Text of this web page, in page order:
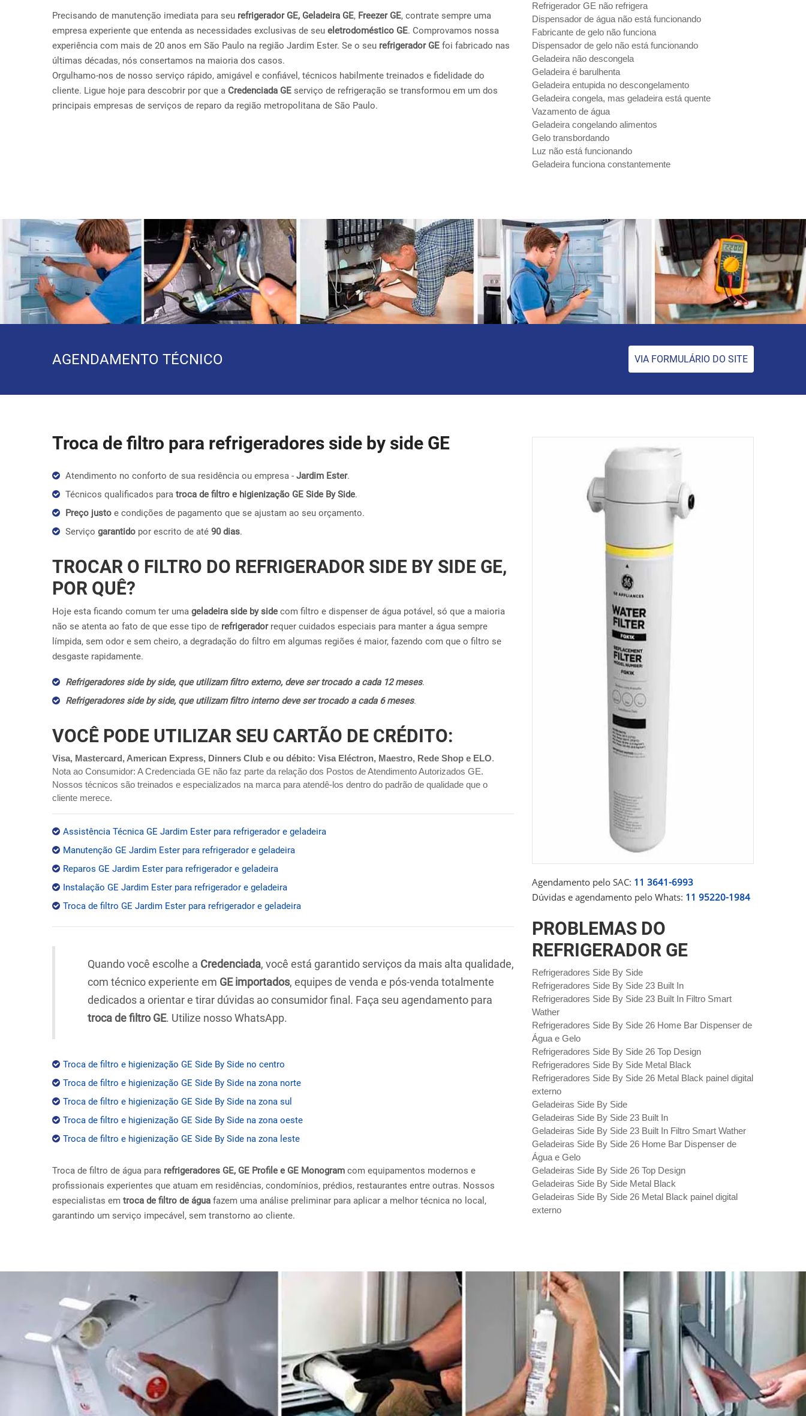
Precisando de manutenção imediata para seu refrigerador GE, Geladeira GE, Freezer GE, contrate sempre uma
empresa experiente que entenda as necessidades exclusivas de seu eletrodoméstico GE. Comprovamos nossa
experiência com mais de 20 anos em São Paulo na região Jardim Ester. Se o seu refrigerador GE foi fabricado nas
últimas décadas, nós consertamos na maioria dos casos.
Orgulhamo-nos de nosso serviço rápido, amigável e confiável, técnicos habilmente treinados e fidelidade do
cliente. Ligue hoje para descobrir por que a Credenciada GE serviço de refrigeração se transformou em um dos
principais empresas de serviços de reparo da região metropolitana de São Paulo.
Refrigerador GE não refrigera
Dispensador de água não está funcionando
Fabricante de gelo não funciona
Dispensador de gelo não está funcionando
Geladeira não descongela
Geladeira é barulhenta
Geladeira entupida no descongelamento
Geladeira congela, mas geladeira está quente
Vazamento de água
Geladeira congelando alimentos
Gelo transbordando
Luz não está funcionando
Geladeira funciona constantemente
AGENDAMENTO TÉCNICO VIA FORMULÁRIO DO SITE
Troca de filtro para refrigeradores side by side GE
Atendimento no conforto de sua residência ou empresa - Jardim Ester.
Técnicos qualificados para troca de filtro e higienização GE Side By Side.
Preço justo e condições de pagamento que se ajustam ao seu orçamento.
Serviço garantido por escrito de até 90 dias.
TROCAR O FILTRO DO REFRIGERADOR SIDE BY SIDE GE,
POR QUÊ?
Hoje esta ficando comum ter uma geladeira side by side com filtro e dispenser de água potável, só que a maioria
não se atenta ao fato de que esse tipo de refrigeradorrequer cuidados especiais para manter a água sempre
límpida, sem odor e sem cheiro, a degradação do filtro em algumas regiões é maior, fazendo com que o filtro se
desgaste rapidamente.
Refrigeradores side by side, que utilizam filtro externo, deve ser trocado a cada 12 meses.
Refrigeradores side by side, que utilizam filtro interno deve ser trocado a cada 6 meses.
VOCÊ PODE UTILIZAR SEU CARTÃO DE CRÉDITO:
Visa, Mastercard, American Express, Dinners Club e ou débito: Visa Eléctron, Maestro, Rede Shop e ELO.
Nota ao Consumidor: A Credenciada GE não faz parte da relação dos Postos de Atendimento Autorizados GE.
Nossos técnicos são treinados e especializados na marca para atendê-los dentro do padrão de qualidade que o
cliente merece.
Assistência Técnica GE Jardim Ester para refrigerador e geladeira
Manutenção GE Jardim Ester para refrigerador e geladeira
Reparos GE Jardim Ester para refrigerador e geladeira
Instalação GE Jardim Ester para refrigerador e geladeira
Troca de filtro GE Jardim Ester para refrigerador e geladeira
Quando você escolhe a Credenciada, você está garantido serviços da mais alta qualidade,
com técnico experiente em GE importados, equipes de venda e pós-venda totalmente
dedicados a orientar e tirar dúvidas ao consumidor final. Faça seu agendamento para
troca de filtro GE. Utilize nosso WhatsApp.
Troca de filtro e higienização GE Side By Side no centro
Troca de filtro e higienização GE Side By Side na zona norte
Troca de filtro e higienização GE Side By Side na zona sul
Troca de filtro e higienização GE Side By Side na zona oeste
Troca de filtro e higienização GE Side By Side na zona leste
Troca de filtro de água para refrigeradores GE, GE Profile e GE Monogram com equipamentos modernos e
profissionais experientes que atuam em residências, condomínios, prédios, restaurantes entre outras. Nossos
especialistas em troca de filtro de água fazem uma análise preliminar para aplicar a melhor técnica no local,
garantindo um serviço impecável, sem transtorno ao cliente.
Agendamento pelo SAC: 11 3641-6993
Dúvidas e agendamento pelo Whats: 11 95220-1984
PROBLEMAS DO
REFRIGERADOR GE
Refrigeradores Side By Side
Refrigeradores Side By Side 23 Built In
Refrigeradores Side By Side 23 Built In Filtro Smart
Wather
Refrigeradores Side By Side 26 Home Bar Dispenser de
Água e Gelo
Refrigeradores Side By Side 26 Top Design
Refrigeradores Side By Side Metal Black
Refrigeradores Side By Side 26 Metal Black painel digital
externo
Geladeiras Side By Side
Geladeiras Side By Side 23 Built In
Geladeiras Side By Side 23 Built In Filtro Smart Wather
Geladeiras Side By Side 26 Home Bar Dispenser de
Água e Gelo
Geladeiras Side By Side 26 Top Design
Geladeiras Side By Side Metal Black
Geladeiras Side By Side 26 Metal Black painel digital
externo